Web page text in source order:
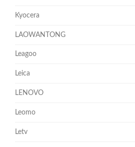
Kyocera
LAOWANTONG
Leagoo
Leica
LENOVO
Leomo
Letv